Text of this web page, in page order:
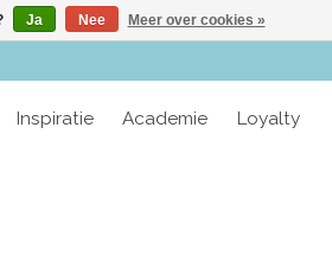
Inspiratie Academie Loyalty
Ja Nee Meer over cookies »